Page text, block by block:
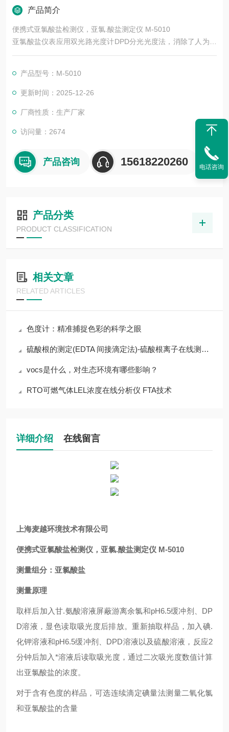
产品简介
便携式亚氯酸盐检测仪，亚氯.酸盐测定仪 M-5010
亚氯酸盐仪表应用双光路光度计DPD分光光度法，消除了人为误
差，因此测量分辨率大大提高，从而得到亚氯酸盐的浓度大小。
产品型号：M-5010
更新时间：2025-12-26
厂商性质：生产厂家
访问量：2674
产品咨询 15618220260
产品分类
PRODUCT CLASSIFICATION
相关文章
RELATED ARTICLES
色度计：精准捕捉色彩的科学之眼
硫酸根的测定(EDTA 间接滴定法)-硫酸根离子在线测定仪
vocs是什么，对生态环境有哪些影响？
RTO可燃气体LEL浓度在线分析仪 FTA技术
详细介绍 在线留言
上海麦越环境技术有限公司
便携式亚氯酸盐检测仪，亚氯.酸盐测定仪 M-5010
测量组分：亚氯酸盐
测量原理
取样后加入甘.氨酸溶液屏蔽游离余氯和pH6.5缓冲剂、DP
D溶液，显色读取吸光度后排放。重新抽取样品，加入碘.
化钾溶液和pH6.5缓冲剂、DPD溶液以及硫酸溶液，反应2
分钟后加入*溶液后读取吸光度，通过二次吸光度数值计算
出亚氯酸盐的浓度。
对于含有色度的样品，可选连续滴定碘量法测量二氧化氯
和亚氯酸盐的含量
电话咨询